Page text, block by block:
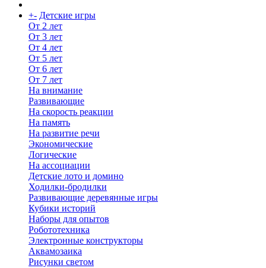
+- Детские игры
От 2 лет
От 3 лет
От 4 лет
От 5 лет
От 6 лет
От 7 лет
На внимание
Развивающие
На скорость реакции
На память
На развитие речи
Экономические
Логические
На ассоциации
Детские лото и домино
Ходилки-бродилки
Развивающие деревянные игры
Кубики историй
Наборы для опытов
Робототехника
Электронные конструкторы
Аквамозаика
Рисунки светом